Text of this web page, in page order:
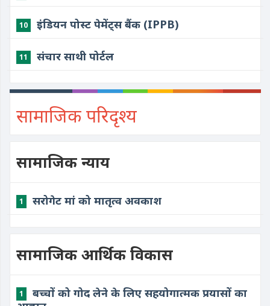
10 इंडियन पोस्ट पेमेंट्स बैंक (IPPB)
11 संचार साथी पोर्टल
सामाजिक परिदृश्य
सामाजिक न्याय
1 सरोगेट मां को मातृत्व अवकाश
सामाजिक आर्थिक विकास
1
बच्चों को गोद लेने के लिए सहयोगात्मक प्रयासों का